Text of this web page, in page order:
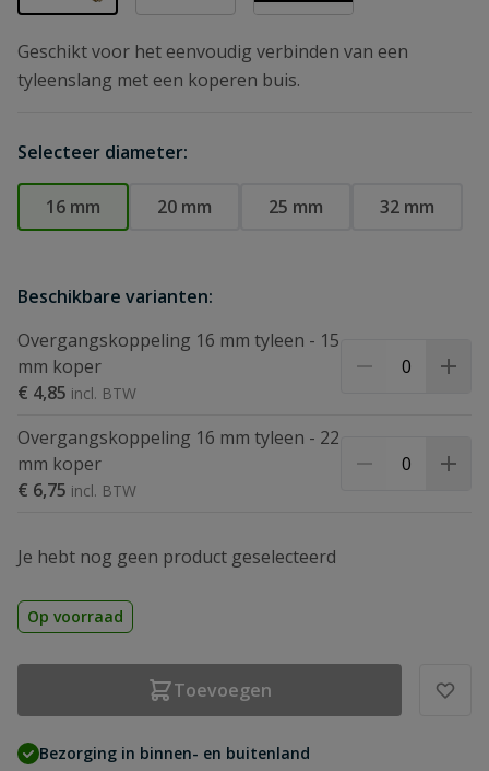
Geschikt voor het eenvoudig verbinden van een
tyleenslang met een koperen buis.
Selecteer diameter:
16 mm 20 mm 25 mm 32 mm
Beschikbare varianten:
Overgangskoppeling 16 mm tyleen - 15
mm koper
€ 4,85
Overgangskoppeling 16 mm tyleen - 22
mm koper
€ 6,75
Je hebt nog geen product geselecteerd
Op voorraad
Toevoegen
Bezorging in binnen- en buitenland